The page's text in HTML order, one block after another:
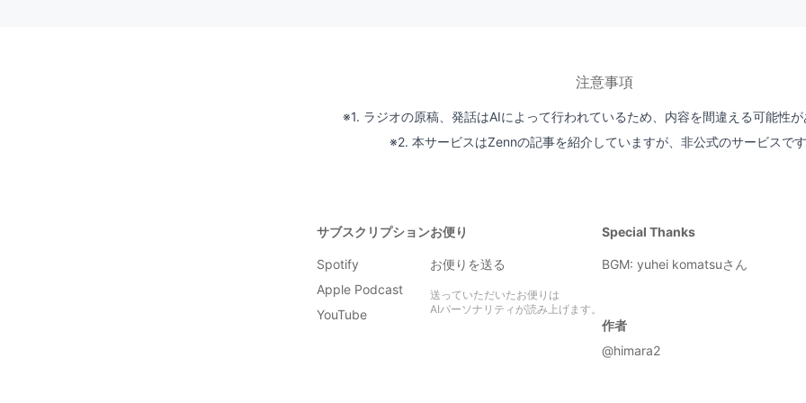
注意事項
※1. ラジオの原稿、発話はAIによって行われているため、内容を間違える可能性が
※2. 本サービスはZennの記事を紹介していますが、非公式のサービスです
サブスクリプション
Spotify
Apple Podcast
YouTube
お便り
お便りを送る
送っていただいたお便りは
AIパーソナリティが読み上げます。
Special Thanks
BGM: yuhei komatsuさん
作者
@himara2